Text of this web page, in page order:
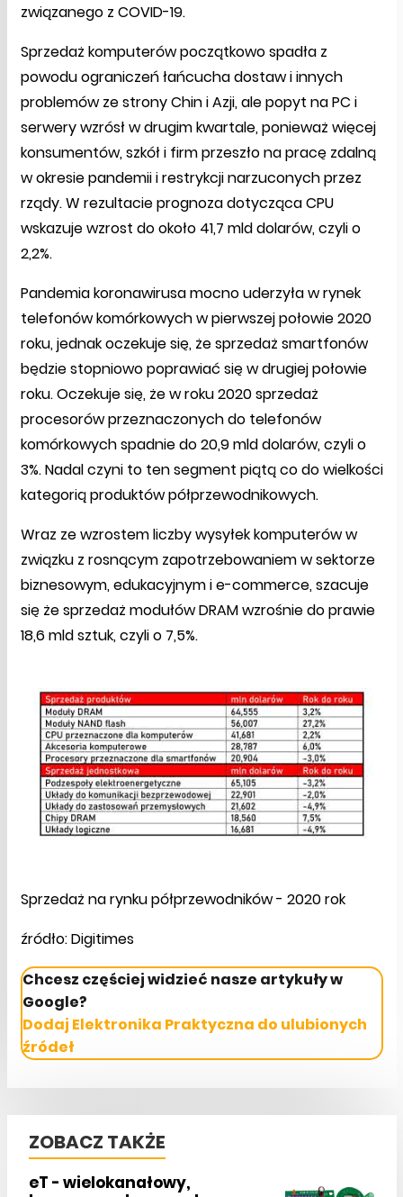
związanego z COVID-19.
Sprzedaż komputerów początkowo spadła z
powodu ograniczeń łańcucha dostaw i innych
problemów ze strony Chin i Azji, ale popyt na PC i
serwery wzrósł w drugim kwartale, ponieważ więcej
konsumentów, szkół i firm przeszło na pracę zdalną
w okresie pandemii i restrykcji narzuconych przez
rządy. W rezultacie prognoza dotycząca CPU
wskazuje wzrost do około 41,7 mld dolarów, czyli o
2,2%.
Pandemia koronawirusa mocno uderzyła w rynek
telefonów komórkowych w pierwszej połowie 2020
roku, jednak oczekuje się, że sprzedaż smartfonów
będzie stopniowo poprawiać się w drugiej połowie
roku. Oczekuje się, że w roku 2020 sprzedaż
procesorów przeznaczonych do telefonów
komórkowych spadnie do 20,9 mld dolarów, czyli o
3%. Nadal czyni to ten segment piątą co do wielkości
kategorią produktów półprzewodnikowych.
Wraz ze wzrostem liczby wysyłek komputerów w
związku z rosnącym zapotrzebowaniem w sektorze
biznesowym, edukacyjnym i e-commerce, szacuje
się że sprzedaż modułów DRAM wzrośnie do prawie
18,6 mld sztuk, czyli o 7,5%.
Sprzedaż na rynku półprzewodników - 2020 rok
źródło: Digitimes
Chcesz częściej widzieć nasze artykuły w
Google?
Dodaj Elektronika Praktyczna do ulubionych
źródeł
ZOBACZ TAKŻE
eT - wielokanałowy,